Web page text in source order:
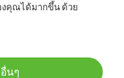
คุณได้มากขึ้น ด้วย
นๆ